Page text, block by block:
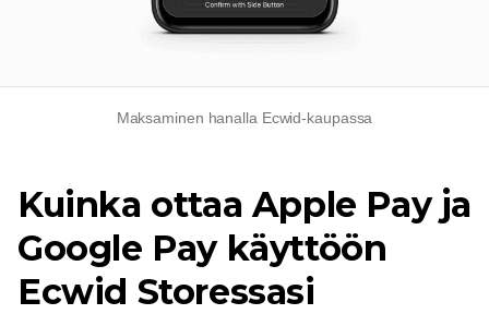
Maksaminen hanalla Ecwid-kaupassa
Kuinka ottaa Apple Pay ja
Google Pay käyttöön
Ecwid Storessasi